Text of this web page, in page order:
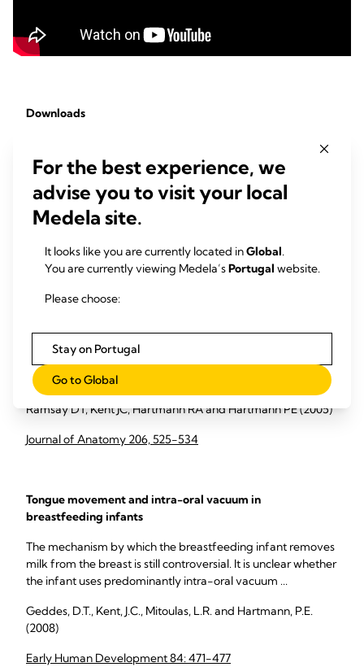
Downloads
"A ciência da sucção do bebé" Folheto (pdf)
Resumos de artigos
científicos
Anatomy of the lactating human breast redefined with
The aim of this study was to use ultrasound imaging to re-
investigate the anatomy of the lactating breast. The breasts
of 21 fully lactating women ...
Ramsay DT, Kent JC, Hartmann RA and Hartmann PE (2005)
Journal of Anatomy 206, 525-534
Tongue movement and intra-oral vacuum in
breastfeeding infants
The mechanism by which the breastfeeding infant removes
milk from the breast is still controversial. It is unclear whether
the infant uses predominantly intra-oral vacuum ...
Geddes, D.T., Kent, J.C., Mitoulas, L.R. and Hartmann, P.E.
(2008)
Early Human Development 84: 471-477
For the best experience, we
advise you to visit your local
Medela site.
It looks like you are currently located inGlobal.
You are currently viewing Medela’sPortugal website.
Please choose:
Stay on Portugal
Go to Global